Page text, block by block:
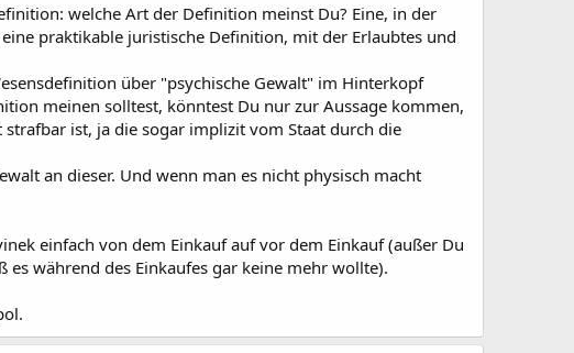
welche Art der Definition meinst Du? Eine, in der
praktikable juristische Definition, mit der Erlaubtes und
über "psychische Gewalt" im Hinterkopf
meinen solltest, könntest Du nur zur Aussage kommen,
strafbar ist, ja die sogar implizit vom Staat durch die
an dieser. Und wenn man es nicht physisch macht
einfach von dem Einkauf auf vor dem Einkauf (außer Du
während des Einkaufes gar keine mehr wollte).